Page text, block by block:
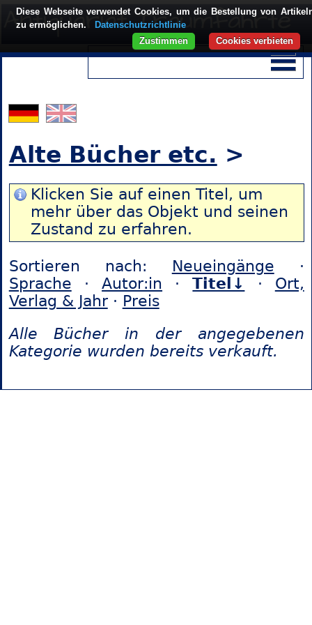
Alte Bücher etc. >
Klicken Sie auf einen Titel, um
mehr über das Objekt und seinen
Zustand zu erfahren.
Sortieren nach: Neueingänge ·
Sprache ·Autor:in ·Titel↓ · Ort,
Verlag & Jahr· Preis
Alle Bücher in der angegebenen
Kategorie wurden bereits verkauft.
Diese Webseite verwendet Cookies, um die Bestellung von
zu ermöglichen.
Datenschutzrichtlinie
Cookies verbieten
Zustimmen